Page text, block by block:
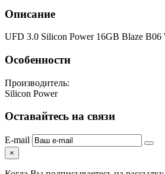
Описание
UFD 3.0 Silicon Power 16GB Blaze B06
Особенности
Производитель:
Silicon Power
Оставайтесь на связи
E-mail
×